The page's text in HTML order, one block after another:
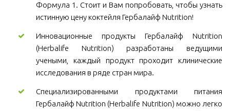
Формула 1. Стоит и Вам попробовать, чтобы узнать
истинную цену коктейля Гербалайф Nutrition!
Инновационные продукты Гербалайф Nutrition
(Herbalife Nutrition) разработаны ведущими
учеными, каждый продукт проходит клинические
исследования в ряде стран мира.
Специализированными продуктами питания
Гербалайф Nutrition (Herbalife Nutrition) можно легко